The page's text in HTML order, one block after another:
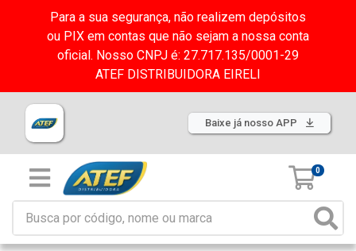
Para a sua segurança, não realizem depósitos
ou PIX em contas que não sejam a nossa conta
oficial. Nosso CNPJ é: 27.717.135/0001-29
ATEF DISTRIBUIDORA EIRELI
Baixe já nosso APP
0